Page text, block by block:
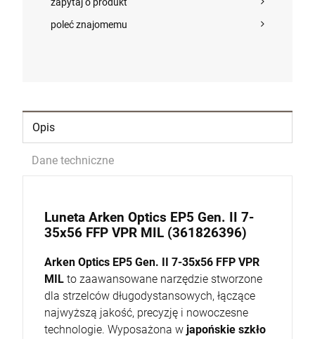
DO KOSZYKA
poleć znajomemu
Opis
Dane techniczne
Luneta Arken Optics EP5 Gen. II 7-
35x56 FFP VPR MIL (361826396)
Arken Optics EP5 Gen. II 7-35x56 FFP VPR
MIL to zaawansowane narzędzie stworzone
dla strzelców długodystansowych, łączące
najwyższą jakość, precyzję i nowoczesne
technologie. Wyposażona w japońskie szkło